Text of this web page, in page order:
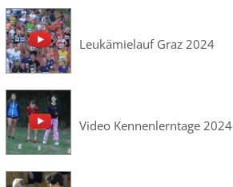
Leukämielauf Graz 2024
Video Kennenlerntage 2024